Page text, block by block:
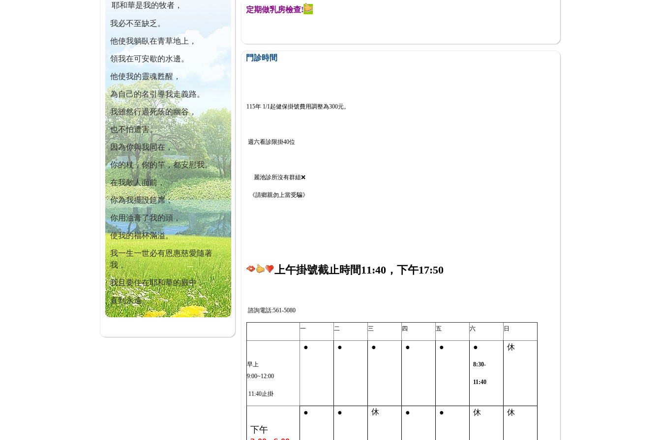
耶和華是我的牧者，
我必不至缺乏。
他使我躺臥在青草地上，
領我在可安歇的水邊。
他使我的靈魂甦醒，
為自己的名引導我走義路。
我雖然行過死蔭的幽谷，
也不怕遭害。
因為你與我同在，
你的杖，你的竿，都安慰我。
在我敵人面前，
你為我擺設筵席；
你用油膏了我的頭，
使我的福杯滿溢。
我一生一世必有恩惠慈愛隨著
我，
我且要住在耶和華的殿中，
直到永遠。
本院自開幕迄今已篩檢出1700位乳癌患者,提醒您定期做乳房檢查!
門診時間
115年 1/1起健保掛號費用調整為300元。
週六看診限掛40位
麗池診所沒有群組❌
《請鄉親勿上當受騙》
上午掛號截止時間11:40，下午17:50
諮詢電話:561-5080
一 二 三 四 五 六 日
早上
9:00~12:00
11:40止掛
● ● ● ● ● ●
8:30-
11:40
休
下午
● ● 休 ● ● 休 休